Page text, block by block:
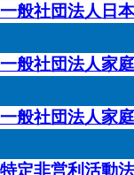
一般社団法人日
一般社団法人家
一般社団法人家
特定非営利活動